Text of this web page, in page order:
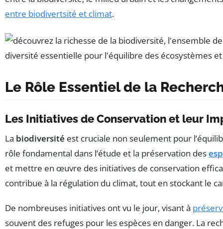
entre biodivertsité et climat.
Le Rôle Essentiel de la
Les Initiatives de Conservation et leur
La biodiversité est cruciale non seulement pour
rôle fondamental dans l’étude et la préservation des
et mettre en œuvre des initiatives de conservation
contribue à la régulation du climat, tout en stockant le
De nombreuses initiatives ont vu le jour, visant à
souvent des refuges pour les espèces en danger. La